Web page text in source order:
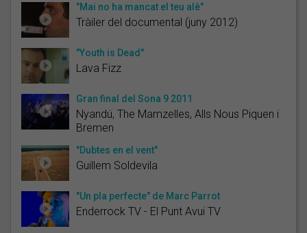
"Mai no ha mancat el teu alè"
Tràiler del documental (juny 2012)
"Youth is Dead"
Lava Fizz
Gran final del Sona 9 2011
Nyandú, The Mamzelles, Alls Nous Piquen i
Bremen
"Dubtes en el vent"
Guillem Soldevila
"Un pla perfecte" de Marc Parrot
Enderrock TV - El Punt Avui TV